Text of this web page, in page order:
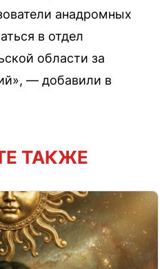
анадромных
в отдел
области за
— добавили в
ТАКЖЕ